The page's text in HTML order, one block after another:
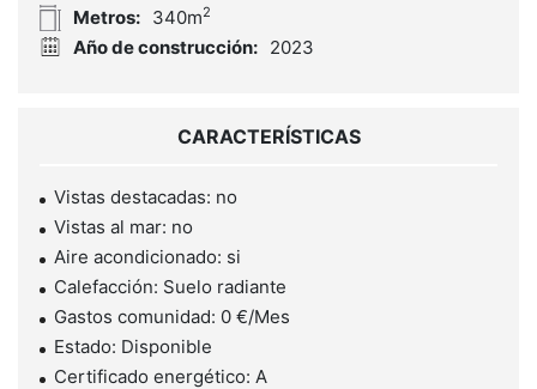
Metros: 340m2
Año de construcción: 2023
CARACTERÍSTICAS
Vistas destacadas: no
Vistas al mar: no
Aire acondicionado: si
Calefacción: Suelo radiante
Gastos comunidad: 0 €/Mes
Estado: Disponible
Certificado energético: A